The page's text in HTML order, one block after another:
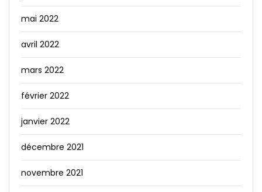
mai 2022
avril 2022
mars 2022
février 2022
janvier 2022
décembre 2021
novembre 2021